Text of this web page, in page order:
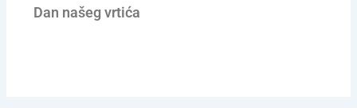
Dan našeg vrtića